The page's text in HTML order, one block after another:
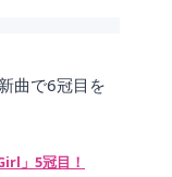
曲で6冠目を
」5冠目！